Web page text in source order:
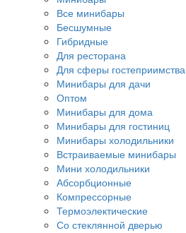
Все минибары
Бесшумные
Гибридные
Для ресторана
Для сферы гостеприимства
Минибары для дачи
Оптом
Минибары для дома
Минибары для гостиниц
Минибары холодильники
Встраиваемые минибары
Мини холодильники
Абсорбционные
Компрессорные
Термоэлектические
Со стеклянной дверью